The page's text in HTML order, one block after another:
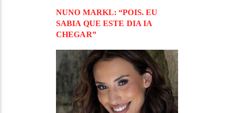
NUNO MARKL: “POIS. EU
SABIA QUE ESTE DIA IA
CHEGAR”